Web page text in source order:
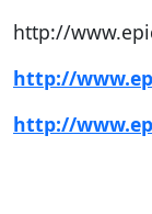
http://
http://
http://